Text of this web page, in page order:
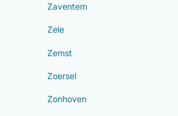
Zaventem
Zele
Zemst
Zoersel
Zonhoven